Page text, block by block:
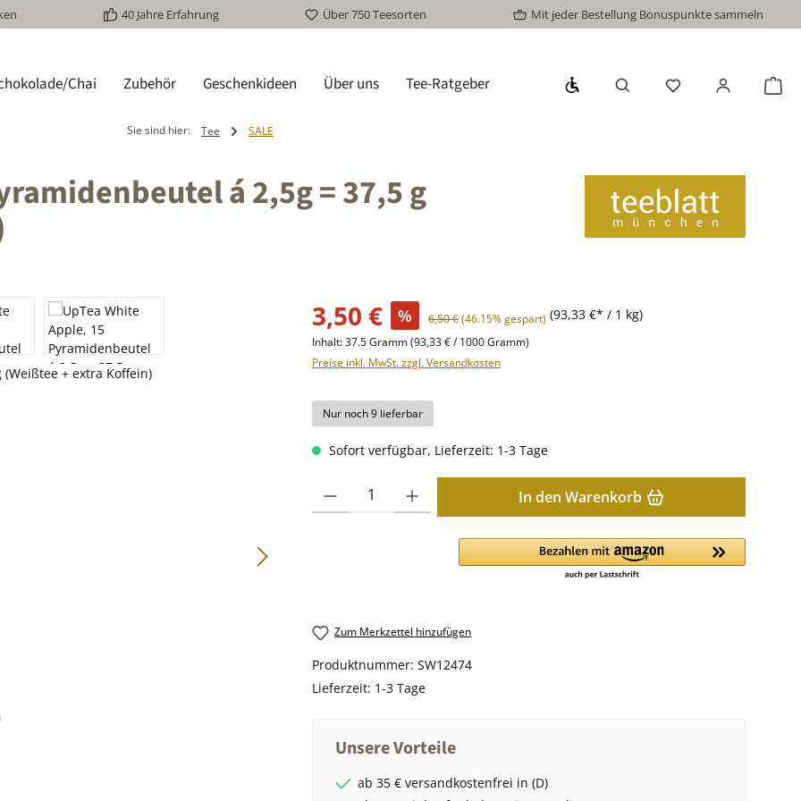
40 Jahre Erfahrung Über 750 Teesorten Mit jeder Bestellung Bonuspunkte sammeln
Chai Zubehör Geschenkideen Über uns Tee-Ratgeber Werkzeugleiste anzeigen
Du hast 0
Sie sind hier: Tee SALE
á 2,5g = 37,5 g
Verkaufspreis:
3,50 € % Regulärer Preis:
6,50 €(46.15% gespart) (93,33 €* / 1 kg)
Inhalt:37.5 Gramm(93,33 € / 1000 Gramm)
Preise inkl. MwSt. zzgl. Versandkosten
Nur noch 9 lieferbar
Sofort verfügbar, Lieferzeit: 1-3 Tage
Produkt Anzahl: Gib den gewünschten Wert ein oder benutze die Schaltflächen
In den Warenkorb
Zum Merkzettel hinzufügen
Produktnummer: SW12474
Lieferzeit: 1-3 Tage
Unsere Vorteile
ab 35 € versandkostenfrei in (D)